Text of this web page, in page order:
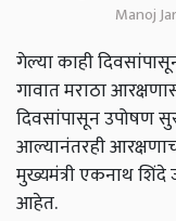
Manoj
गेल्या काही
गावात मराठा
दिवसांपासून उपोषण
आल्यानंतरही
मुख्यमंत्री एकनाथ
आहेत.